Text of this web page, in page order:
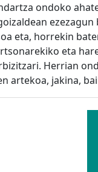
ondoko
eta, horrekin
eta
Herrian
artekoa, jakina,